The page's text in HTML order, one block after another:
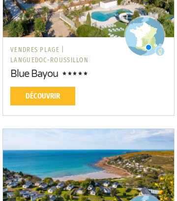
VENDRES PLAGE |
LANGUEDOC-ROUSSILLON
Blue Bayou
DÉCOUVRIR